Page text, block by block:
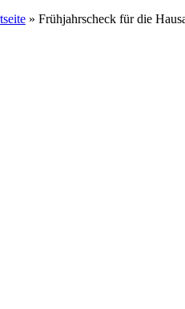
» Frühjahrscheck für die